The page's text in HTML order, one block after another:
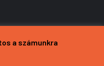
a számunkra